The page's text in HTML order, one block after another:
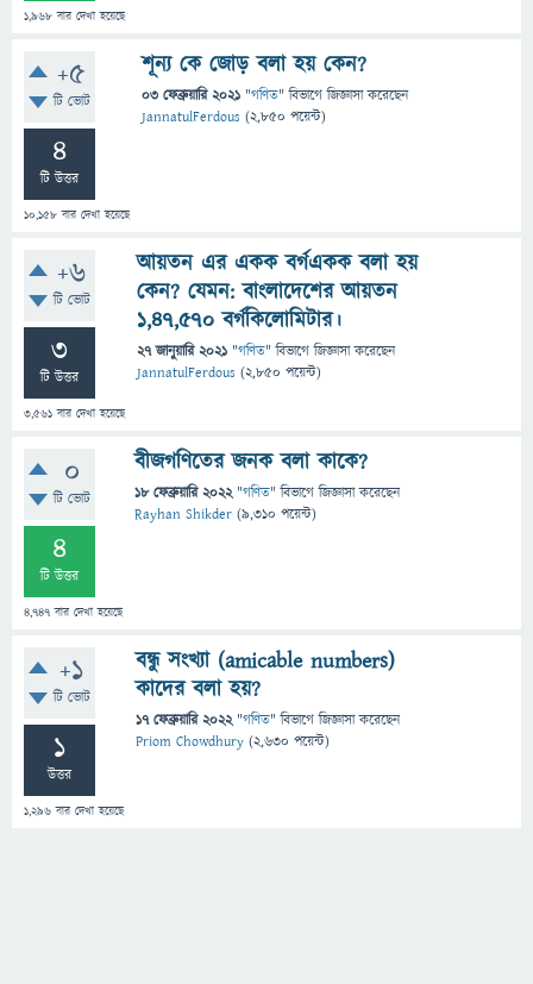
1,968 বার দেখা হয়েছে
+5
টি ভোট
4
টি উত্তর
10,158 বার দেখা হয়েছে
শূন্য কে জোড় বলা হয় কেন?
03 ফেব্রুয়ারি 2021 "গণিত" বিভাগে জিজ্ঞাসাকরেছেন
JannatulFerdous (2,850 পয়েন্ট)
+6
টি ভোট
3
টি উত্তর
3,561 বার দেখা হয়েছে
আয়তন এর একক বর্গএকক বলা হয়
কেন? যেমন: বাংলাদেশের আয়তন
১,৪৭,৫৭০ বর্গকিলোমিটার।
27 জানুয়ারি 2021 "গণিত" বিভাগে জিজ্ঞাসাকরেছেন
JannatulFerdous (2,850 পয়েন্ট)
0
টি ভোট
4
টি উত্তর
4,747 বার দেখা হয়েছে
বীজগণিতের জনক বলা কাকে?
18 ফেব্রুয়ারি 2022 "গণিত" বিভাগে জিজ্ঞাসাকরেছেন
Rayhan Shikder (9,310 পয়েন্ট)
+1
টি ভোট
1
উত্তর
1,296 বার দেখা হয়েছে
বন্ধু সংখ্যা (amicable numbers)
কাদের বলা হয়?
17 ফেব্রুয়ারি 2022 "গণিত" বিভাগে জিজ্ঞাসাকরেছেন
Priom Chowdhury (2,630 পয়েন্ট)